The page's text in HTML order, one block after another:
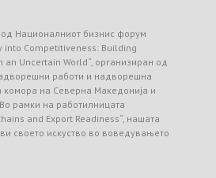
Националниот бизнис форум
into Competitiveness: Building
an Uncertain World“, организиран од
работи и надворешна
комора на Северна Македонија и
рамки на работилницата
and Export Readiness“, нашата
своето искуство во воведувањето